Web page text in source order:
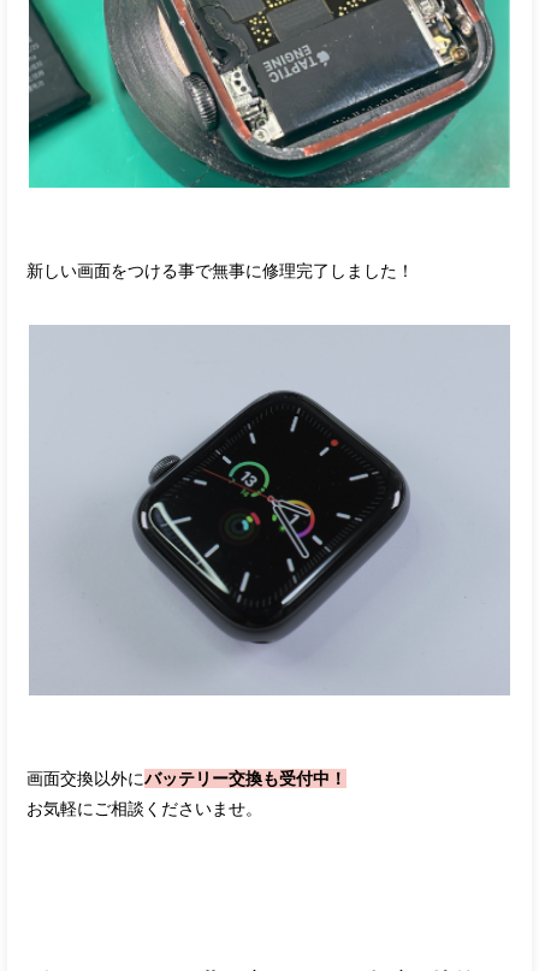
新しい画面をつける事で無事に修理完了しました！
画面交換以外にバッテリー交換も受付中！
お気軽にご相談くださいませ。